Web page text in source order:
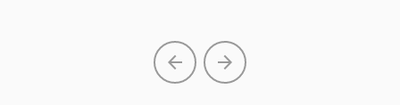
arrow_back arrow_forward